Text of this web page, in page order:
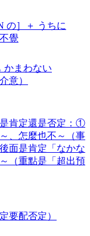
の］＋ うちに
覺
かまわない
意）
是肯定還是否定：①
、怎麼也不～（事
面是肯定「なかな
（重點是「超出預
要配否定）